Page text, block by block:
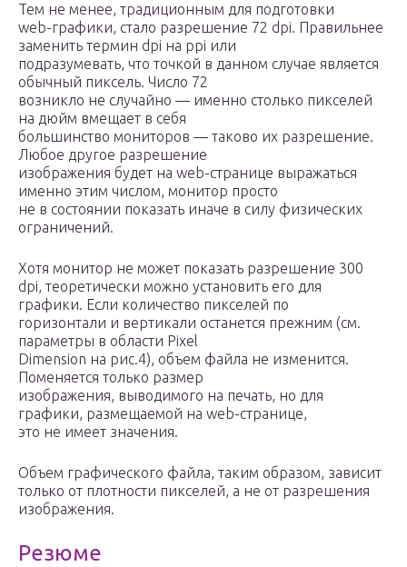
Тем не менее, традиционным для подготовки
web-графики, стало разрешение 72 dpi. Правильнее
заменить термин dpi на ppi или
подразумевать, что точкой в данном случае является
обычный пиксель. Число 72
возникло не случайно — именно столько пикселей
на дюйм вмещает в себя
большинство мониторов — таково их разрешение.
Любое другое разрешение
изображения будет на web-странице выражаться
именно этим числом, монитор просто
не в состоянии показать иначе в силу физических
ограничений.
Хотя монитор не может показать разрешение 300
dpi, теоретически можно установить его для
графики. Если количество пикселей по
горизонтали и вертикали останется прежним (см.
параметры в области Pixel
Dimension на рис.4), объем файла не изменится.
Поменяется только размер
изображения, выводимого на печать, но для
графики, размещаемой на web-странице,
это не имеет значения.
Объем графического файла, таким образом, зависит
только от плотности пикселей, а не от разрешения
изображения.
Резюме